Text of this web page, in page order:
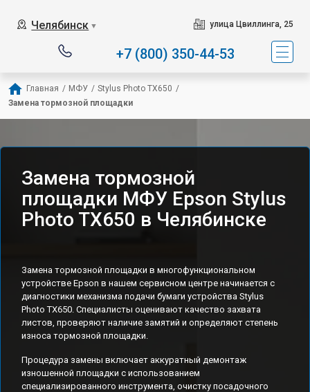
Челябинск ▼ улица Цвиллинга, 25
+7 (800) 350-44-53
Главная / МФУ / Stylus Photo TX650 /
Замена тормозной площадки
Замена тормозной
площадки МФУ Epson Stylus
Photo TX650 в Челябинске
Замена тормозной площадки в многофункциональном
устройстве Epson в нашем сервисном центре начинается с
диагностики механизма подачи бумаги устройства Stylus
Photo TX650. Специалисты оценивают качество захвата
листов, проверяют наличие замятий и определяют степень
износа тормозной площадки.
Процедура замены включает аккуратный демонтаж
изношенной площадки с использованием
специализированного инструмента, очистку посадочного